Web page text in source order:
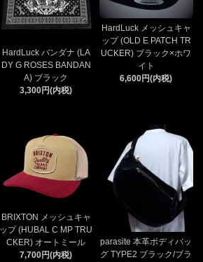
HardLuck バンダナ (LA
DY G ROSES BANDAN
A) ブラック
3,300円(内税)
HardLuck メッシュキャ
ップ (OLD E PATCH TR
UCKER) ブラック×ホワ
イト
6,600円(内税)
BRIXTON メッシュキャ
ップ (HUBAL C MP TRU
CKER) オートミール
7,700円(内税)
parasite 本革ボディバッ
グ TYPE2 ブラック/ブラ